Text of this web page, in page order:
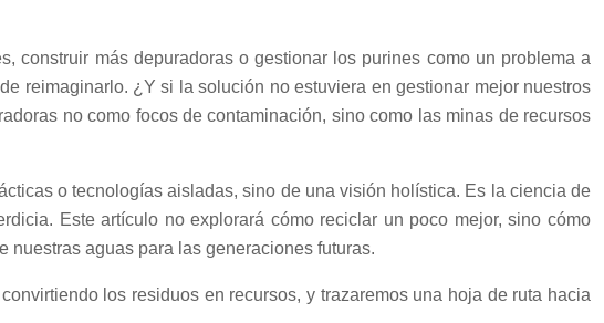
construir más depuradoras o gestionar los purines como un problema a
reimaginarlo. ¿Y si la solución no estuviera en gestionar mejor nuestros
no como focos de contaminación, sino como las minas de recursos
o tecnologías aisladas, sino de una visión holística. Es la ciencia de
Este artículo no explorará cómo reciclar un poco mejor, sino cómo
nuestras aguas para las generaciones futuras.
los residuos en recursos, y trazaremos una hoja de ruta hacia